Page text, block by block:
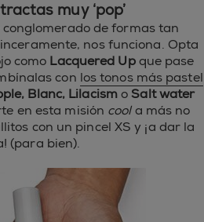
muy ‘pop’
de formas tan
nos funciona. Opta
como Lacquered Upque pase
con los tonos más pastel
Blanc, LilacismoSalt water
en esta misión coola más no
con un pincel XS y ¡a dar la
(para bien).